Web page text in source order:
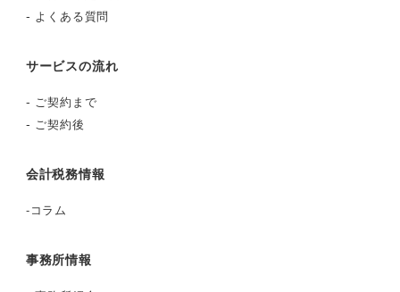
- よくある質問
サービスの流れ
- ご契約まで
- ご契約後
会計税務情報
-コラム
事務所情報